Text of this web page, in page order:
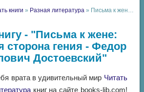
книги » Разная литература » Письма к жене: Невидимая сторона гения - Федор Михайлович Достоевский
- "Письма к жене:
сторона гения - Федор
Достоевский"
врата в удивительный мир Читать
книг на сайте books-lib.com!